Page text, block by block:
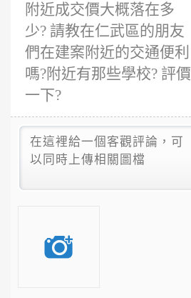
附近成交價大概落在多
少? 請教在仁武區的朋友
們在建案附近的交通便利
嗎?附近有那些學校? 評價
一下?